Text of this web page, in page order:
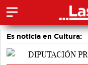
Es noticia en Cultura: